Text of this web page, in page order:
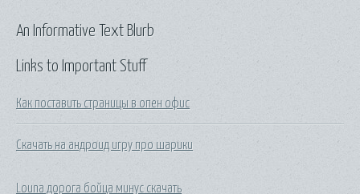
Links to Important Stuff
Как поставить страницы в опен офис
Скачать на андроид игру про шарики
Louna дорога бойца минус скачать
An Informative Text Blurb